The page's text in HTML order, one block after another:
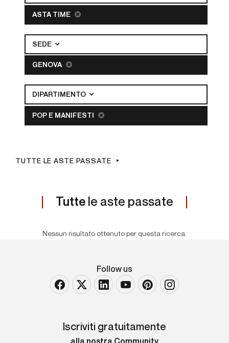
ASTA TIME
SEDE
GENOVA
DIPARTIMENTO
POP E MANIFESTI
TUTTE LE ASTE PASSATE
Tutte le aste passate
Nessun risultato ottenuto per questa ricerca.
Follow us
Iscriviti gratuitamente